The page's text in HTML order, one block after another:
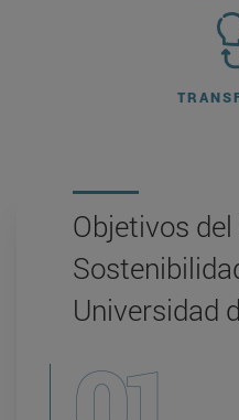
Objetivos
Universidad